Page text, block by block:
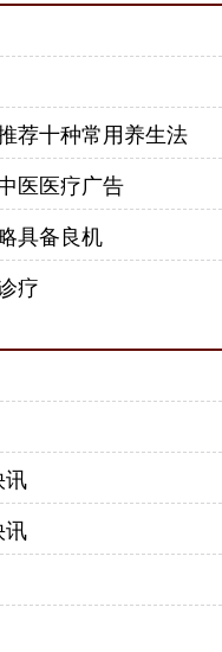
荐十种常用养生法
医医疗广告
具备良机
疗
讯
讯